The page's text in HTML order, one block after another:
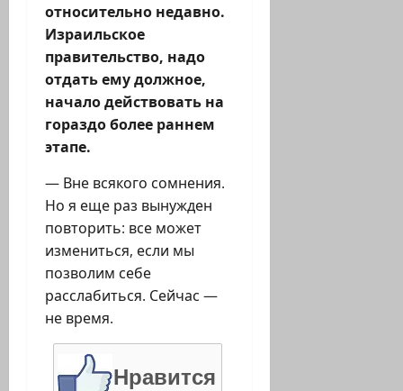
относительно недавно.
Израильское
правительство, надо
отдать ему должное,
начало действовать на
гораздо более раннем
этапе.
— Вне всякого сомнения.
Но я еще раз вынужден
повторить: все может
измениться, если мы
позволим себе
расслабиться. Сейчас —
не время.
Нравится